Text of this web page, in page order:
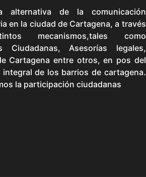
alternativa de la comunicación
en la ciudad de Cartagena, a través
mecanismos,tales como
Ciudadanas, Asesorías legales,
Cartagena entre otros, en pos del
integral de los barrios de cartagena.
la participación ciudadanas